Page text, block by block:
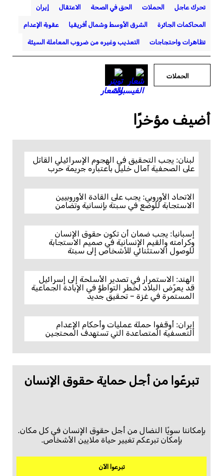
تحرك عاجل الحملات الحق في الصحة الاعتقال إيران
المحاكمات الجائرة الشرق الأوسط وشمال أفريقيا عقوبة الإعدام
تظاهرات واحتجاجات التعذيب وغيره من ضروب المعاملة السيئة
الحملات
أضيف مؤخرًا
لبنان: يجب التحقيق في الهجوم الإسرائيلي القاتل
على الصحفية آمال خليل باعتباره جريمة حرب
الاتحاد الأوروبي: يجب على القادة الأوروبيين
الاستجابة للوضع في سبتة بإنسانية وتضامن
إسبانيا: يجب ضمان أن تكون حقوق الإنسان
وكرامته والقيم الإنسانية في صميم الاستجابة
للوصول الاستثنائي للأشخاص إلى سبتة
الهند: الاستمرار في تصدير الأسلحة إلى إسرائيل
قد يعرّض البلاد لخطر التواطؤ في الإبادة الجماعية
المستمرة في غزة – تحقيق جديد
إيران: أوقفوا حملة عمليات وأحكام الإعدام
التعسفية المتصاعدة التي تستهدف المحتجين
تبرعّوا من أجل حماية حقوق الإنسان
بإمكاننا سويًا النضال من أجل حقوق الإنسان في كل مكان.
بإمكان تبرعكم تغيير حياة ملايين الأشخاص.
تبرعوا الآن